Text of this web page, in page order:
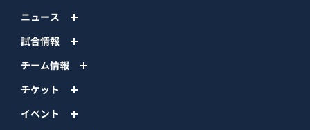
ニュース
試合情報
チーム情報
チケット
イベント